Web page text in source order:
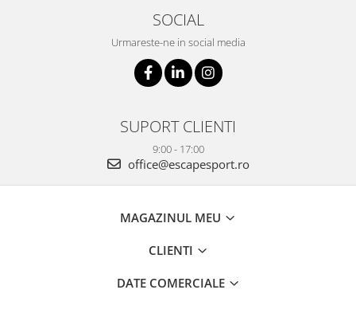
SOCIAL
Urmareste-ne in social media
SUPORT CLIENTI
9:00 - 17:00
office@escapesport.ro
MAGAZINUL MEU
CLIENTI
DATE COMERCIALE